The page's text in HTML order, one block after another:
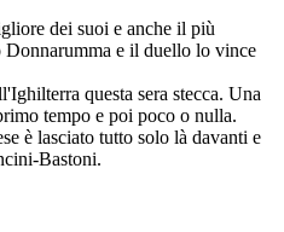
dei suoi e anche il più
e il duello lo vince
questa sera stecca. Una
tempo e poi poco o nulla.
è lasciato tutto solo là davanti e
Bastoni.